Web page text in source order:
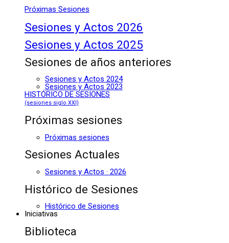
Próximas Sesiones
Sesiones y Actos 2026
Sesiones y Actos 2025
Sesiones de años anteriores
Sesiones y Actos 2024
Sesiones y Actos 2023
HISTÓRICO DE SESIONES
(sesiones siglo XXI)
Próximas sesiones
Próximas sesiones
Sesiones Actuales
Sesiones y Actos · 2026
Histórico de Sesiones
Histórico de Sesiones
Iniciativas
Biblioteca